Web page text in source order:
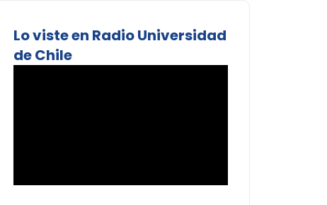
Lo viste en Radio Universidad
de Chile